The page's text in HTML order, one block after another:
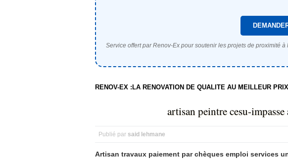
Service offert par Renov-Ex pour soutenir les projets de proximité à
RENOV-EX :LA RENOVATION DE QUALITE AU MEILLEUR
artisan peintre cesu-
Publié par said lehmane
Artisan travaux paiement par chèques emploi services